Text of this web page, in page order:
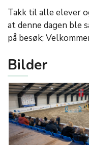
Takk til alle elever
at denne dagen ble
på besøk;
Bilder